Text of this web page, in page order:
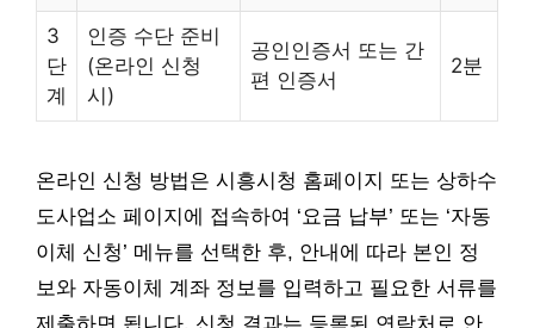
3
단
계
인증 수단 준비
(온라인 신청
시)
공인인증서 또는 간
편 인증서
2분
온라인 신청 방법은 시흥시청 홈페이지 또는 상하수
도사업소 페이지에 접속하여 ‘요금 납부’ 또는 ‘자동
이체 신청’ 메뉴를 선택한 후, 안내에 따라 본인 정
보와 자동이체 계좌 정보를 입력하고 필요한 서류를